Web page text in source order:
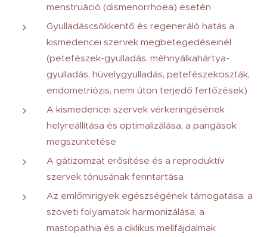
menstruáció (dismenorrhoea) esetén
Gyulladáscsökkentő és regeneráló hatás a
kismedencei szervek megbetegedéseinél
(petefészek-gyulladás, méhnyálkahártya-
gyulladás, hüvelygyulladás, petefészekciszták,
endometriózis, nemi úton terjedő fertőzések)
A kismedencei szervek vérkeringésének
helyreállítása és optimalizálása, a pangások
megszüntetése
A gátizomzat erősítése és a reproduktív
szervek tónusának fenntartása
Az emlőmirigyek egészségének támogatása: a
szöveti folyamatok harmonizálása, a
mastopathia és a ciklikus mellfájdalmak